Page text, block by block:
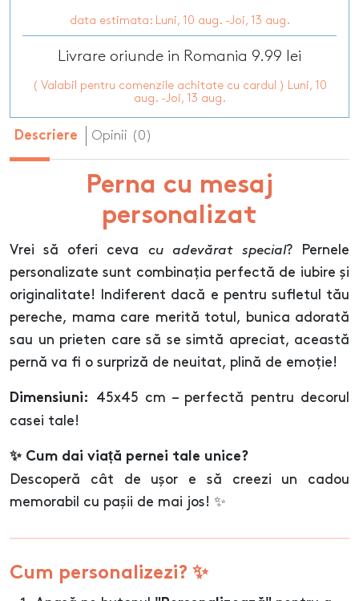
data estimata: Luni, 10 aug. -Joi, 13 aug.
Livrare oriunde in Romania 9.99 lei
( Valabil pentru comenzile achitate cu cardul ) Luni, 10
aug. -Joi, 13 aug.
Descriere Opinii (0)
Perna cu mesaj
personalizat
Vrei să oferi ceva cu adevărat special? Pernele
personalizate sunt combinația perfectă de iubire și
originalitate! Indiferent dacă e pentru sufletul tău
pereche, mama care merită totul, bunica adorată
sau un prieten care să se simtă apreciat, această
pernă va fi o surpriză de neuitat, plină de emoție!
Dimensiuni:
45x45 cm – perfectă pentru decorul
casei tale!
✨ Cum dai viață pernei tale unice?
Descoperă cât de ușor e să creezi un cadou
memorabil cu pașii de mai jos! ✨
Cum personalizezi? ✨